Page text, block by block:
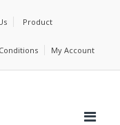
Product
My Account